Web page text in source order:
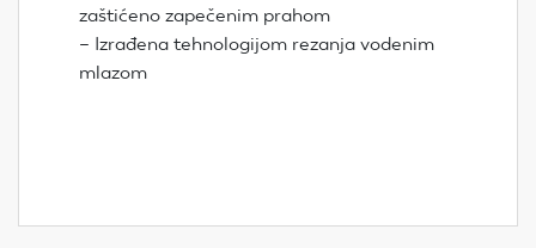
zaštićeno zapečenim prahom
– Izrađena tehnologijom rezanja vodenim
mlazom